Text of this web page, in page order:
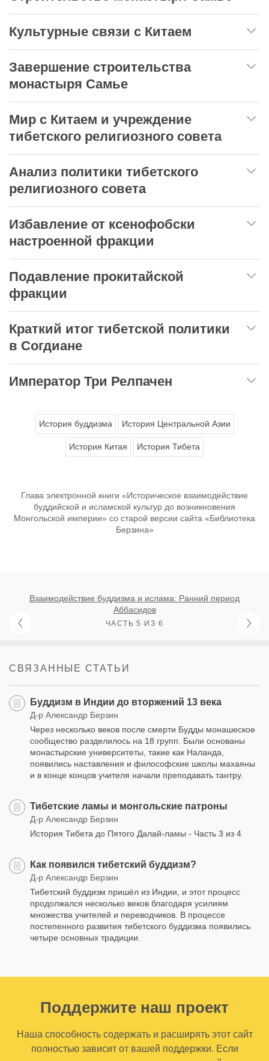
Культурные связи с Китаем
Завершение строительства
монастыря Самье
Мир с Китаем и учреждение
тибетского религиозного совета
Анализ политики тибетского
религиозного совета
Избавление от ксенофобски
настроенной фракции
Подавление прокитайской
фракции
Краткий итог тибетской политики
в Согдиане
Император Три Релпачен
История буддизма История Центральной Азии
История Китая История Тибета
Глава электронной книги «Историческое взаимодействие
буддийской и исламской культур до возникновения
Монгольской империи» со старой версии сайта «Библиотека
Берзина»
Взаимодействие буддизма и ислама: Ранний период
Аббасидов
ЧАСТЬ 5 ИЗ 6
СВЯЗАННЫЕ СТАТЬИ
Буддизм в Индии до вторжений 13 века
Д-р Александр Берзин
Через несколько веков после смерти Будды монашеское
сообщество разделилось на 18 групп. Были основаны
монастырские университеты, такие как Наланда,
появились наставления и философские школы махаяны
и в конце концов учителя начали преподавать тантру.
Тибетские ламы и монгольские патроны
Д-р Александр Берзин
История Тибета до Пятого Далай-ламы - Часть 3 из 4
Как появился тибетский буддизм?
Д-р Александр Берзин
Тибетский буддизм пришёл из Индии, и этот процесс
продолжался несколько веков благодаря усилиям
множества учителей и переводчиков. В процессе
постепенного развития тибетского буддизма появились
четыре основных традиции.
Поддержите наш проект
Наша способность содержать и расширять этот сайт
полностью зависит от вашей поддержки. Если